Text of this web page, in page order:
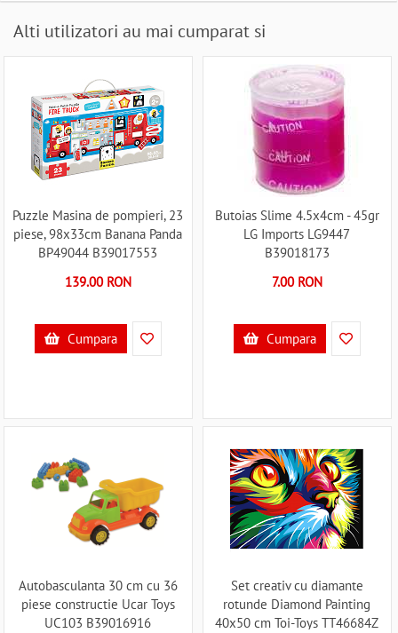
Alti utilizatori au mai cumparat si
Puzzle Masina de pompieri, 23
piese, 98x33cm Banana Panda
BP49044 B39017553
139.00 RON
Cumpara
Butoias Slime 4.5x4cm - 45gr
LG Imports LG9447
B39018173
7.00 RON
Cumpara
Autobasculanta 30 cm cu 36
piese constructie Ucar Toys
UC103 B39016916
Set creativ cu diamante
rotunde Diamond Painting
40x50 cm Toi-Toys TT46684Z